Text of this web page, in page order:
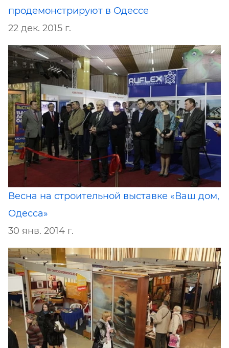
продемонстрируют в Одессе
22 дек. 2015 г.
Весна на строительной выставке «Ваш дом,
Одесса»
30 янв. 2014 г.